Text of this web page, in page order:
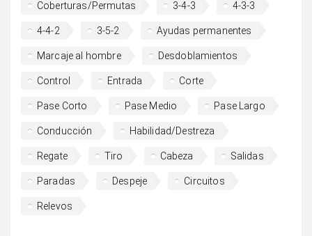
Coberturas/Permutas 3-4-3 4-3-3
4-4-2 3-5-2 Ayudas permanentes
Marcaje al hombre Desdoblamientos
Control Entrada Corte
Pase Corto Pase Medio Pase Largo
Conducción Habilidad/Destreza
Regate Tiro Cabeza Salidas
Paradas Despeje Circuitos
Relevos